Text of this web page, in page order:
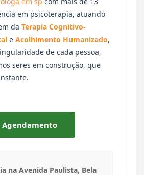
em psicoterapia, atuando
da Terapia Cognitivo-
e Acolhimento Humanizado,
de cada pessoa,
seres em construção, que
Agendamento
na Avenida Paulista, Bela